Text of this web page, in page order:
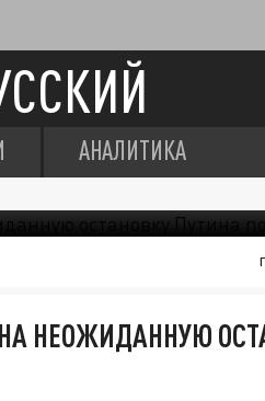
АНАЛИТИКА
НЕОЖИДАННУЮ